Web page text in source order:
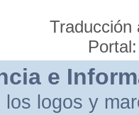
Portal:
e
los logos y